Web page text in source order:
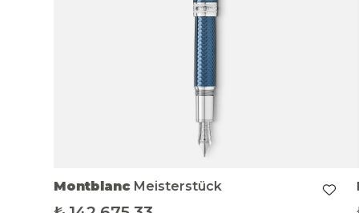
Montblanc Meisterstück